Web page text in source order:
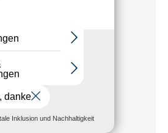
Jean-Louis 1